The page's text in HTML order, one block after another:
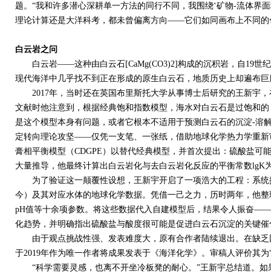
题。“我和许多潜心深耕单一方法的同行不同，我围绕‘矿物-流体界
理论计算还是大洋科考，都未曾偏离方向——它们如同画布上不同
白云岩之问
白云岩——这种由白云石 [CaMg(CO3)2]构成的沉积岩，自 19世
现代海洋中几乎找不到正在形成的原生白云石，地质历史上却遍布
2017年，当时还在英国布里斯托大学从事博士后研究的王新宇
文献时他注意到，根据经典饱和指数模型，海水对白云石是过饱和
是这个模型本身有问题，或者它根本不适用于预测白云石的沉淀-溶
定转向理论攻坚——仅凭一支笔、一张纸，借助地球化学热力学重
膏相平衡模型（CDGPE ）以替代经典模型，并首次提出：硫酸盐可
大量推导，他最终计算出白云岩化与去白云岩化反应的平衡常数lgK
为了验证这一颠覆性设想，王新宇开启了一项浩大的工程：系统
今）及其对应水体的地球化学数据。凭借一己之力，历时两年，他
pH值等十余项参数。将这些数据代入自建模型后，结果令人振奋
化趋势，并明确指出硫酸盐与酸度很可能是促进白云石沉淀的关键
由于观点挑战性强、发表难度大，原有合作者陆续退出。在缺乏
于2019年作为唯一作者将成果发表于《海洋化学》。审稿人评价其
“科学需要灵感，也离不开坐冷板凳的耐心。”王新宇总结道。如